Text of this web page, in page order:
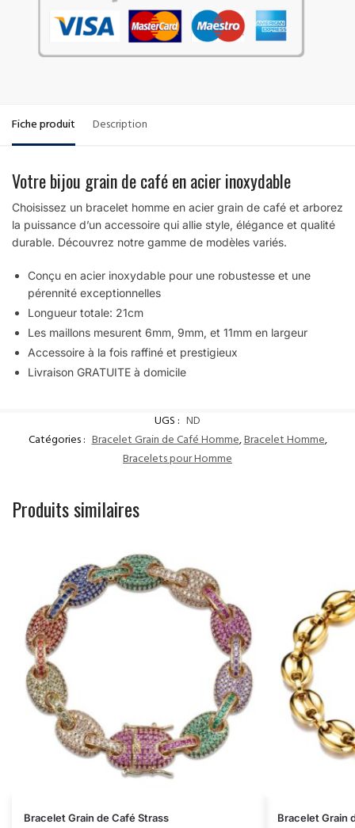
Fiche produit Description
Votre bijou grain de café en acier inoxydable
Choisissez un bracelet homme en acier grain de café et arborez
la puissance d’un accessoire qui allie style, élégance et qualité
durable. Découvrez notre gamme de modèles variés.
Conçu en acier inoxydable pour une robustesse et une
pérennité exceptionnelles
Longueur totale: 21cm
Les maillons mesurent 6mm, 9mm, et 11mm en largeur
Accessoire à la fois raffiné et prestigieux
Livraison GRATUITE à domicile
UGS : ND
Catégories : Bracelet Grain de Café Homme,Bracelet Homme,
Bracelets pour Homme
Produits similaires
Bracelet Grain de Café Strass Bracelet Grain